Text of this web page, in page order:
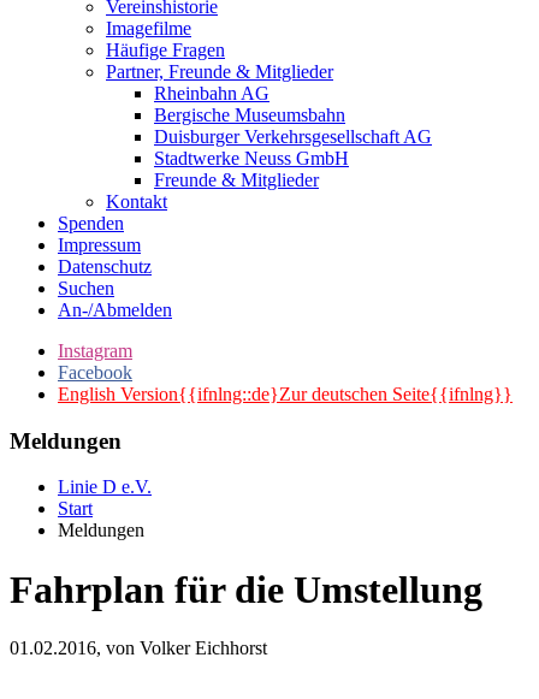
Vereinshistorie
Imagefilme
Häufige Fragen
Partner, Freunde & Mitglieder
Rheinbahn AG
Bergische Museumsbahn
Duisburger Verkehrsgesellschaft AG
Stadtwerke Neuss GmbH
Freunde & Mitglieder
Kontakt
Spenden
Impressum
Datenschutz
Suchen
An-/Abmelden
Instagram
Facebook
English Version{{ifnlng::de}Zur deutschen Seite{{ifnlng}}
Meldungen
Linie D e.V.
Start
Meldungen
Fahrplan für die Umstellung
01.02.2016, von Volker Eichhorst